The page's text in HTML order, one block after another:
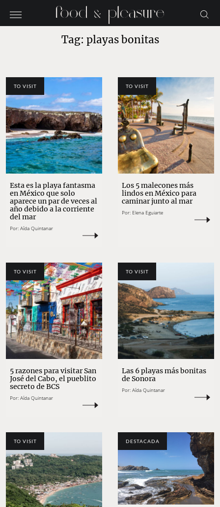
Tag: playas bonitas
TO VISIT
Esta es la playa fantasma
en México que solo
aparece un par de veces al
año debido a la corriente
del mar
Por: Aída Quintanar
TO VISIT
Los 5 malecones más
lindos en México para
caminar junto al mar
Por: Elena Eguiarte
TO VISIT
5 razones para visitar San
José del Cabo, el pueblito
secreto de BCS
Por: Aída Quintanar
TO VISIT
Las 6 playas más bonitas
de Sonora
Por: Aída Quintanar
TO VISIT DESTACADA